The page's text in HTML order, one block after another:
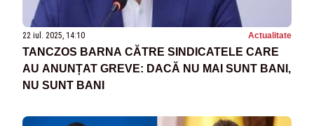
22 iul. 2025, 14:10 Actualitate
TANCZOS BARNA CĂTRE SINDICATELE CARE
AU ANUNȚAT GREVE: DACĂ NU MAI SUNT BANI,
NU SUNT BANI